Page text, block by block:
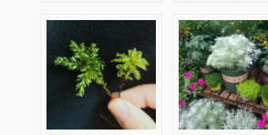
(Caladium
bicolor)
(baik x
dracopelta)